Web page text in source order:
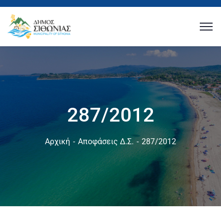
287/2012
Αρχική Αποφάσεις Δ.Σ. 287/2012